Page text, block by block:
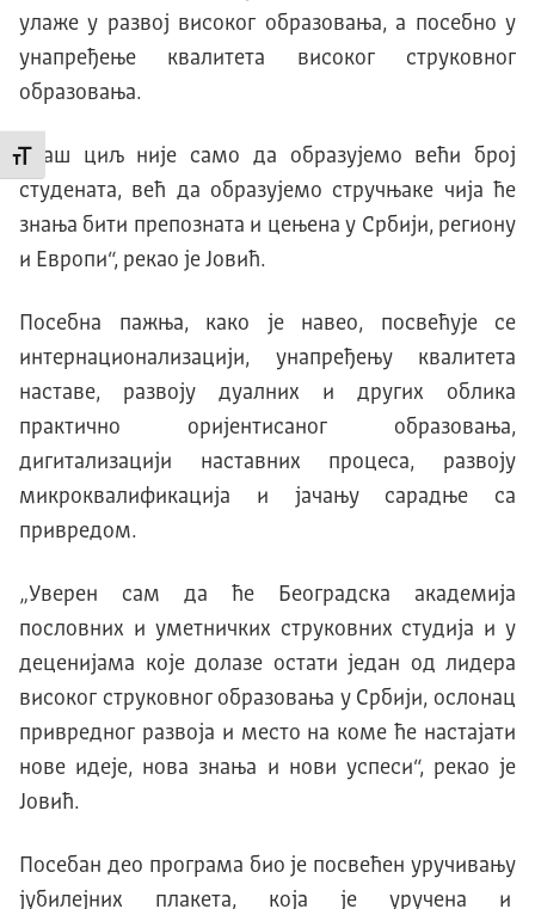
Промени величину слова
улаже у развој високог образовања, а посебно у
унапређење квалитета високог струковног
образовања.
„Наш циљ није само да образујемо већи број
студената, већ да образујемо стручњаке чија ће
знања бити препозната и цењена у Србији, региону
и Европи“, рекао је Јовић.
Посебна пажња, како је навео, посвећује се
интернационализацији, унапређењу квалитета
наставе, развоју дуалних и других облика
практично оријентисаног образовања,
дигитализацији наставних процеса, развоју
микроквалификација и јачању сарадње са
привредом.
„Уверен сам да ће Београдска академија
пословних и уметничких струковних студија и у
деценијама које долазе остати један од лидера
високог струковног образовања у Србији, ослонац
привредног развоја и место на коме ће настајати
нове идеје, нова знања и нови успеси“, рекао је
Јовић.
Посебан део програма био је посвећен уручивању
јубилејних плакета, која је уручена и